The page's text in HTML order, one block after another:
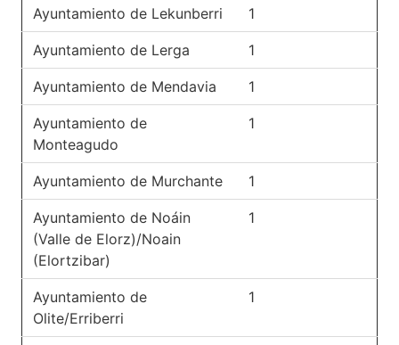
Ayuntamiento de Lekunberri 1
Ayuntamiento de Lerga 1
Ayuntamiento de Mendavia 1
Ayuntamiento de
Monteagudo
1
Ayuntamiento de Murchante 1
Ayuntamiento de Noáin
(Valle de Elorz)/Noain
(Elortzibar)
1
Ayuntamiento de
Olite/Erriberri
1